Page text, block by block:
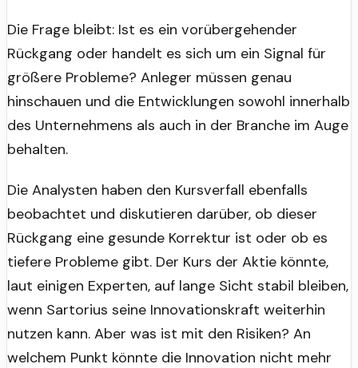
Die Frage bleibt: Ist es ein vorübergehender
Rückgang oder handelt es sich um ein Signal für
größere Probleme? Anleger müssen genau
hinschauen und die Entwicklungen sowohl innerhalb
des Unternehmens als auch in der Branche im Auge
behalten.
Die Analysten haben den Kursverfall ebenfalls
beobachtet und diskutieren darüber, ob dieser
Rückgang eine gesunde Korrektur ist oder ob es
tiefere Probleme gibt. Der Kurs der Aktie könnte,
laut einigen Experten, auf lange Sicht stabil bleiben,
wenn Sartorius seine Innovationskraft weiterhin
nutzen kann. Aber was ist mit den Risiken? An
welchem Punkt könnte die Innovation nicht mehr